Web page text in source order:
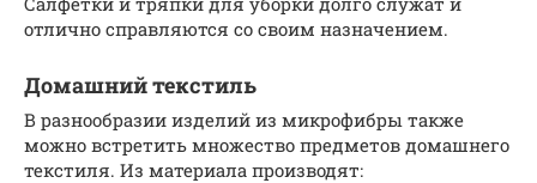
отлично справляются со своим назначением.
Домашний текстиль
В разнообразии изделий из микрофибры также
можно встретить множество предметов домашнего
текстиля. Из материала производят: